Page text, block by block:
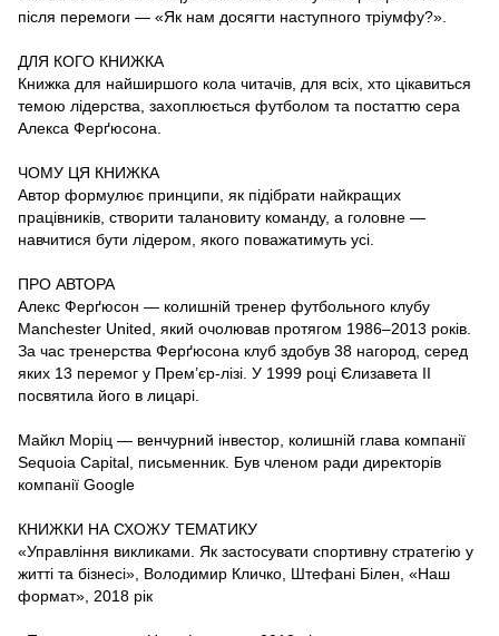
після перемоги — «Як нам досягти наступного тріумфу?».
ДЛЯ КОГО КНИЖКА
Книжка для найширшого кола читачів, для всіх, хто цікавиться
темою лідерства, захоплюється футболом та постаттю сера
Алекса Ферґюсона.
ЧОМУ ЦЯ КНИЖКА
Автор формулює принципи, як підібрати найкращих
працівників, створити талановиту команду, а головне —
навчитися бути лідером, якого поважатимуть усі.
ПРО АВТОРА
Алекс Ферґюсон — колишній тренер футбольного клубу
Manchester United, який очолював протягом 1986–2013 років.
За час тренерства Ферґюсона клуб здобув 38 нагород, серед
яких 13 перемог у Прем’єр-лізі. У 1999 році Єлизавета ІІ
посвятила його в лицарі.
Майкл Моріц — венчурний інвестор, колишній глава компанії
Sequoia Capital, письменник. Був членом ради директорів
компанії Google
КНИЖКИ НА СХОЖУ ТЕМАТИКУ
«Управління викликами. Як застосувати спортивну стратегію у
житті та бізнесі», Володимир Кличко, Штефані Білен, «Наш
формат», 2018 рік